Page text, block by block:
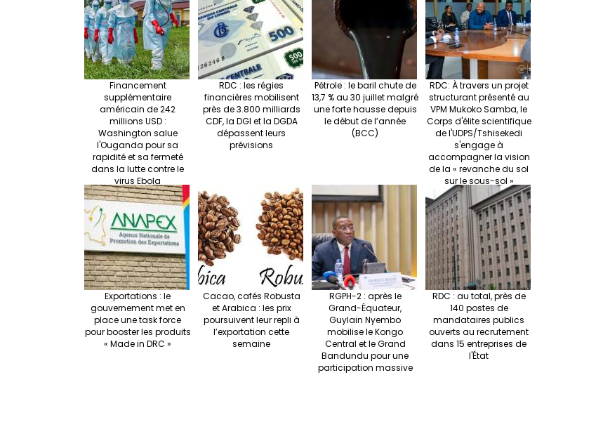
Financement
supplémentaire
américain de 242
millions USD :
Washington salue
l'Ouganda pour sa
rapidité et sa fermeté
dans la lutte contre le
virus Ebola
RDC : les régies
financières mobilisent
près de 3.800 milliards
CDF, la DGI et la DGDA
dépassent leurs
prévisions
Pétrole : le baril chute de
13,7 % au 30 juillet malgré
une forte hausse depuis
le début de l’année
(BCC)
RDC: À travers un projet
structurant présenté au
VPM Mukoko Samba, le
Corps d'élite scientifique
de l'UDPS/Tshisekedi
s'engage à
accompagner la vision
de la « revanche du sol
sur le sous-sol »
Exportations : le
gouvernement met en
place une task force
pour booster les produits
« Made in DRC »
Cacao, cafés Robusta
et Arabica : les prix
poursuivent leur repli à
l’exportation cette
semaine
RGPH-2 : après le
Grand-Équateur,
Guylain Nyembo
mobilise le Kongo
Central et le Grand
Bandundu pour une
participation massive
RDC : au total, près de
140 postes de
mandataires publics
ouverts au recrutement
dans 15 entreprises de
l'État